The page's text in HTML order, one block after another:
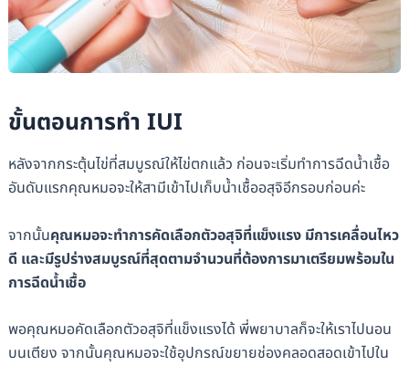
ขั้นตอนการทำ IUI
หลังจากกระตุ้นไข่ที่สมบูรณ์ให้ไข่ตกแล้ว ก่อนจะเริ่มทำการฉีดน้ำเชื้อ
อันดับแรกคุณหมอจะให้สามีเข้าไปเก็บน้ำเชื้ออสุจิอีกรอบก่อนค่ะ
จากนั้นคุณหมอจะทำการคัดเลือกตัวอสุจิที่แข็งแรง มีการเคลื่อนไหว
ดี และมีรูปร่างสมบูรณ์ที่สุดตามจำนวนที่ต้องการมาเตรียมพร้อมใน
การฉีดน้ำเชื้อ
พอคุณหมอคัดเลือกตัวอสุจิที่แข็งแรงได้ พี่พยาบาลก็จะให้เราไปนอน
บนเตียง จากนั้นคุณหมอจะใช้อุปกรณ์ขยายช่องคลอดสอดเข้าไปใน